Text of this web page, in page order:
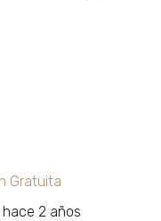
Gratuita
hace 2 años